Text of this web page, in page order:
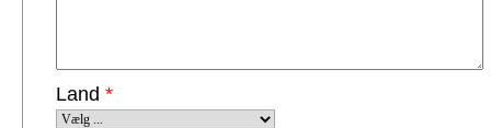
Land *